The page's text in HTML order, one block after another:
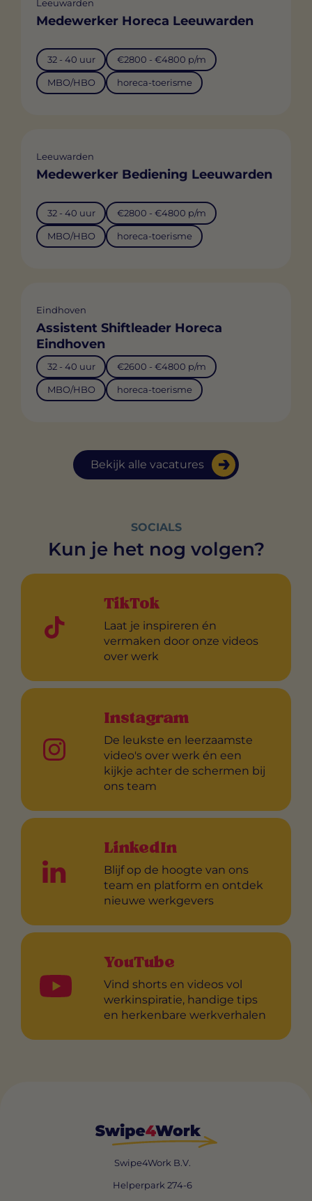
Bekijk alle vacatures
Leeuwarden
Medewerker Horeca Leeuwarden
32 - 40 uur €2800 - €4800 p/m
MBO/HBO horeca-toerisme
Leeuwarden
Medewerker Bediening Leeuwarden
32 - 40 uur €2800 - €4800 p/m
MBO/HBO horeca-toerisme
Eindhoven
Assistent Shiftleader Horeca
Eindhoven
32 - 40 uur €2600 - €4800 p/m
MBO/HBO horeca-toerisme
SOCIALS
Kun je het nog volgen?
TikTok
Laat je inspireren én
vermaken door onze videos
over werk
Instagram
De leukste en leerzaamste
video's over werk én een
kijkje achter de schermen bij
ons team
LinkedIn
Blijf op de hoogte van ons
team en platform en ontdek
nieuwe werkgevers
YouTube
Vind shorts en videos vol
werkinspiratie, handige tips
en herkenbare werkverhalen
Swipe4Work B.V.
Helperpark 274-6